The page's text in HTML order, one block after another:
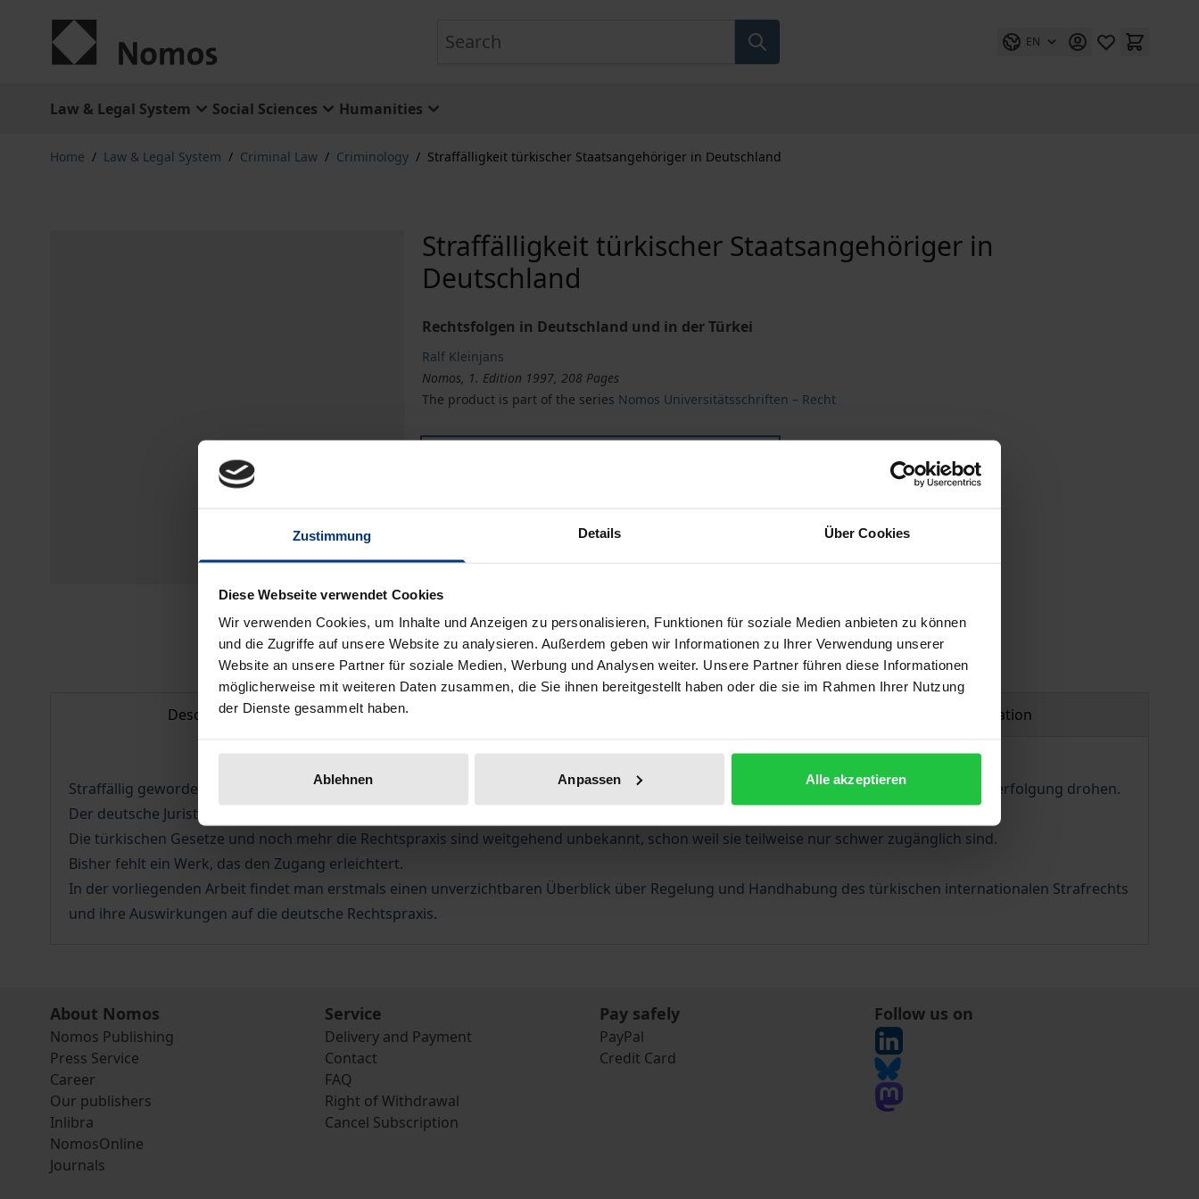
Zustimmung Details Über Cookies
Diese Webseite verwendet Cookies
Wir verwenden Cookies, um Inhalte und Anzeigen zu personalisieren, Funktionen für soziale Medien anbieten zu können
und die Zugriffe auf unsere Website zu analysieren. Außerdem geben wir Informationen zu Ihrer Verwendung unserer
Website an unsere Partner für soziale Medien, Werbung und Analysen weiter. Unsere Partner führen diese Informationen
möglicherweise mit weiteren Daten zusammen, die Sie ihnen bereitgestellt haben oder die sie im Rahmen Ihrer Nutzung
der Dienste gesammelt haben.
Ablehnen Anpassen Alle akzeptieren
EN
Law & Legal System Social Sciences Humanities
Home / Law & Legal System / Criminal Law / Criminology / Straffälligkeit türkischer Staatsangehöriger in Deutschland
Straffälligkeit türkischer Staatsangehöriger in
Deutschland
Rechtsfolgen in Deutschland und in der Türkei
Ralf Kleinjans
Nomos, 1. Edition 1997, 208 Pages
The product is part of the series Nomos Universitätsschriften – Recht
Delivery cost notice
Description Product safety information
Straffällig gewordenen türkischen Staatsangehörigen kann bei Rückkehr in die Türkei aus vielen Gründen eine (erneute) strafrechtliche Verfolgung drohen.
Der deutsche Jurist ist mit den Folgen dieser Situation im Ausländerrecht, Asylrecht und als Strafrechtler konfrontiert.
Die türkischen Gesetze und noch mehr die Rechtspraxis sind weitgehend unbekannt, schon weil sie teilweise nur schwer zugänglich sind.
Bisher fehlt ein Werk, das den Zugang erleichtert.
In der vorliegenden Arbeit findet man erstmals einen unverzichtbaren Überblick über Regelung und Handhabung des türkischen internationalen Strafrechts
und ihre Auswirkungen auf die deutsche Rechtspraxis.
About Nomos
Nomos Publishing
Press Service
Career
Our publishers
Inlibra
NomosOnline
Journals
Service
Delivery and Payment
Contact
FAQ
Right of Withdrawal
Cancel Subscription
Pay safely
PayPal
Credit Card
Follow us on